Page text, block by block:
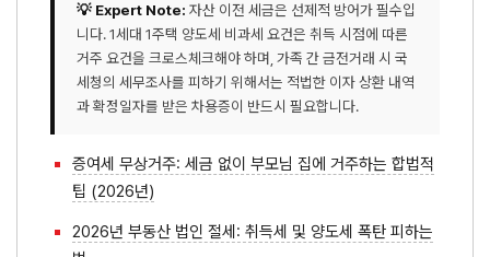
💡 Expert Note: 자산 이전 세금은 선제적 방어가 필수입
니다. 1세대 1주택 양도세 비과세 요건은 취득 시점에 따른
거주 요건을 크로스체크해야 하며, 가족 간 금전거래 시 국
세청의 세무조사를 피하기 위해서는 적법한 이자 상환 내역
과 확정일자를 받은 차용증이 반드시 필요합니다.
증여세 무상거주: 세금 없이 부모님 집에 거주하는 합법적
팁 (2026년)
2026년 부동산 법인 절세: 취득세 및 양도세 폭탄 피하는